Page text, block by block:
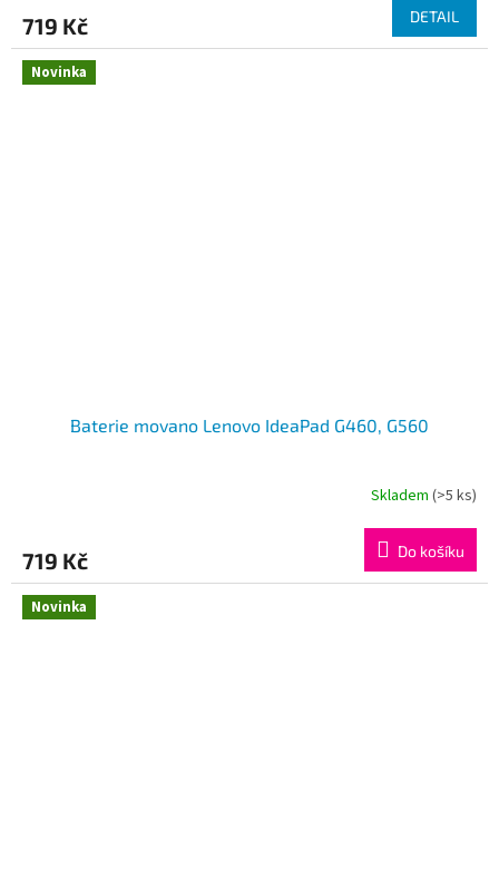
719 Kč DETAIL
Novinka
Baterie movano Lenovo IdeaPad G460, G560
Skladem (>5 ks)
719 Kč Do košíku
Novinka